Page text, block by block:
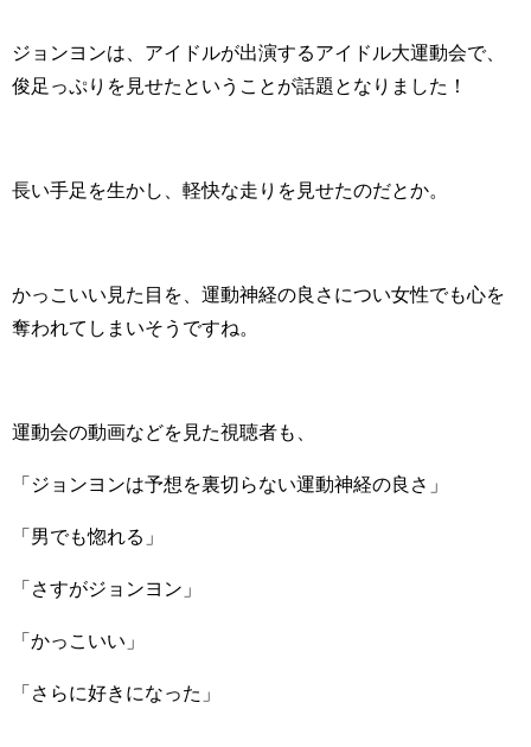
ジョンヨンは、アイドルが出演するアイドル大運動会で、
俊足っぷりを見せたということが話題となりました！
長い手足を生かし、軽快な走りを見せたのだとか。
かっこいい見た目を、運動神経の良さについ女性でも心を
奪われてしまいそうですね。
運動会の動画などを見た視聴者も、
「ジョンヨンは予想を裏切らない運動神経の良さ」
「男でも惚れる」
「さすがジョンヨン」
「かっこいい」
「さらに好きになった」